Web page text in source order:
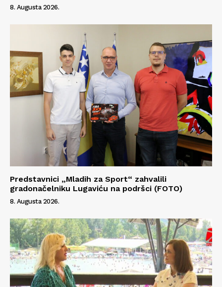
8. Augusta 2026.
Predstavnici „Mladih za Sport“ zahvalili
gradonačelniku Lugaviću na podršci (FOTO)
8. Augusta 2026.